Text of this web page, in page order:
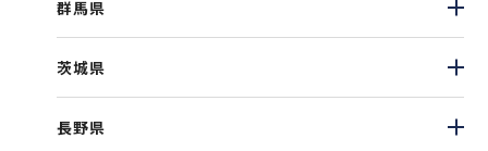
群馬県
茨城県
長野県